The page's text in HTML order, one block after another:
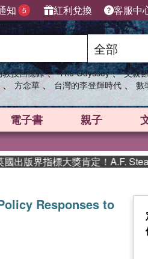
知 5 紅利兌換 客服中
授回憶錄 、 The Odyssey 、 父親
、 方念華 、 台灣的李登輝時代 、 數
電子書 親子
版界指標大獎肯定！A.F.
Responses to